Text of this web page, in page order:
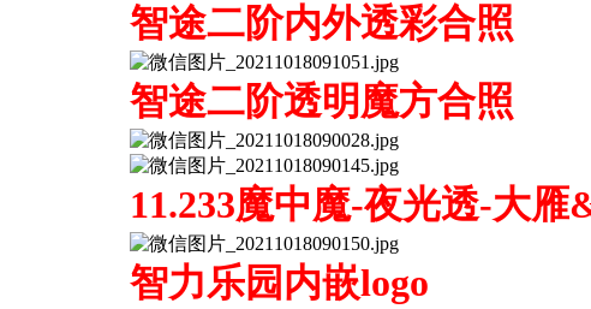
智途二阶内外透彩合照
智途二阶透明魔方合照
11.233魔中魔-夜光透-大
智力乐园内嵌logo